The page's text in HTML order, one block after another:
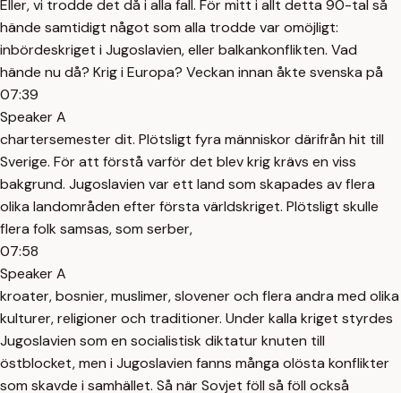
Eller, vi trodde det då i alla fall. För mitt i allt detta 90-tal så
hände samtidigt något som alla trodde var omöjligt:
inbördeskriget i Jugoslavien, eller balkankonflikten. Vad
hände nu då? Krig i Europa? Veckan innan åkte svenska på
07:39
Speaker A
chartersemester dit. Plötsligt fyra människor därifrån hit till
Sverige. För att förstå varför det blev krig krävs en viss
bakgrund. Jugoslavien var ett land som skapades av flera
olika landområden efter första världskriget. Plötsligt skulle
flera folk samsas, som serber,
07:58
Speaker A
kroater, bosnier, muslimer, slovener och flera andra med olika
kulturer, religioner och traditioner. Under kalla kriget styrdes
Jugoslavien som en socialistisk diktatur knuten till
östblocket, men i Jugoslavien fanns många olösta konflikter
som skavde i samhället. Så när Sovjet föll så föll också